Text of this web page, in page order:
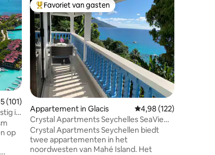
beoordeling van 4,95 uit 5, 101 recensies
(101)
in
Topfavoriet van gasten
Favoriet van gasten
Appartement in Glacis Gemiddelde
4,98 (122)
Crystal Apartments Seychelles SeaView
Upper Floor
Crystal Apartments Seychellen biedt
twee appartementen in het
noordwesten van Mahé Island. Het